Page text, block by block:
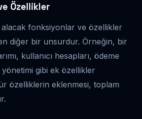
Özellikler
fonksiyonlar ve özellikler
diğer bir unsurdur. Örneğin, bir
kullanıcı hesapları, ödeme
gibi ek özellikler
özelliklerin eklenmesi, toplam